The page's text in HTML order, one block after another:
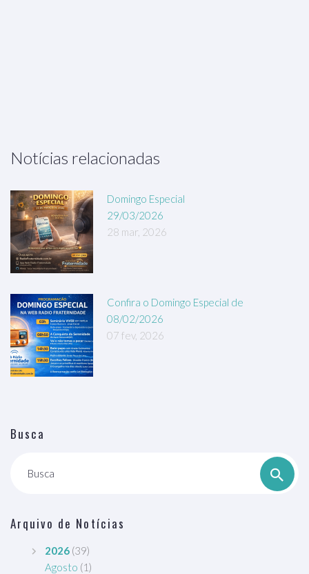
Notícias relacionadas
Domingo Especial
29/03/2026
28 mar, 2026
Confira o Domingo Especial de
08/02/2026
07 fev, 2026
Busca
Busca
Arquivo de Notícias
2026 (39)
Agosto (1)